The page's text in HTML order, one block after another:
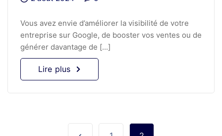
Vous avez envie d’améliorer la visibilité de votre
entreprise sur Google, de booster vos ventes ou de
générer davantage de [...]
Lire plus